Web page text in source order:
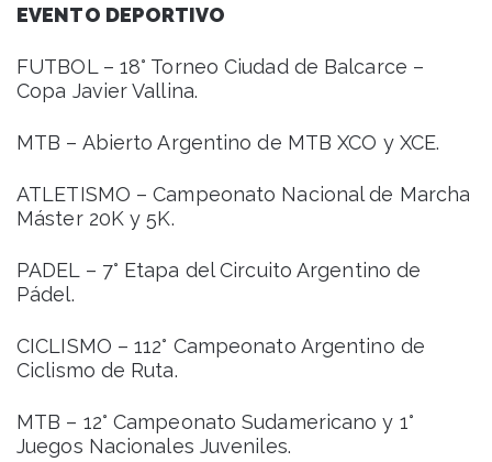
EVENTO DEPORTIVO
FUTBOL – 18° Torneo Ciudad de Balcarce –
Copa Javier Vallina.
MTB – Abierto Argentino de MTB XCO y XCE.
ATLETISMO – Campeonato Nacional de Marcha
Máster 20K y 5K.
PADEL – 7° Etapa del Circuito Argentino de
Pádel.
CICLISMO – 112° Campeonato Argentino de
Ciclismo de Ruta.
MTB – 12° Campeonato Sudamericano y 1°
Juegos Nacionales Juveniles.